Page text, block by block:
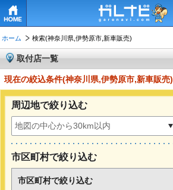
ホーム 検索(神奈川県,伊勢原市,新車販売)
取付店一覧
現在の絞込条件(神奈川県,伊勢原市,新車販売)
周辺地で絞り込む
市区町村で絞り込む
市区町村で絞り込む